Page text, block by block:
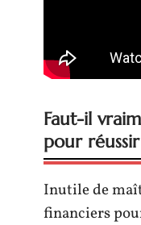
Faut-il
pour
Inutile de
financiers